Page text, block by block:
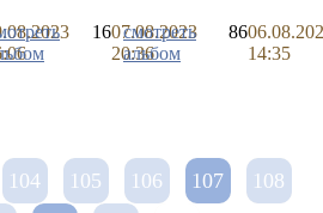
1607.08.2023
20:36
смотреть
альбом
86
14:35
104 105 106 107
108